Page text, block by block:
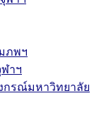
ภพฯ
าฯ
กรณ์มหาวิทยาลัย